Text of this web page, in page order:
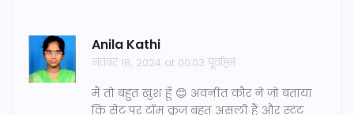
Anila Kathi
नवंबर 18, 2024 at 00:03 पूर्वाह्न
मैं तो बहुत खुश हूँ 😊 अवनीत कौर ने जो बताया
कि सेट पर टॉम क्रूज बहुत असली हैं और स्टंट